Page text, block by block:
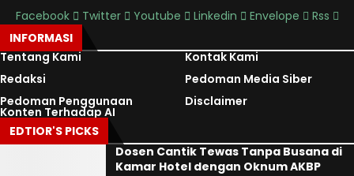
Facebook Twitter Youtube Linkedin Envelope
Rss
INFORMASI
Tentang Kami
Kontak Kami
Redaksi
Pedoman Media Siber
Pedoman Penggunaan
Konten Terhadap AI
Disclaimer
EDTIOR'S PICKS
Dosen Cantik Tewas Tanpa Busana di
Kamar Hotel dengan Oknum AKBP